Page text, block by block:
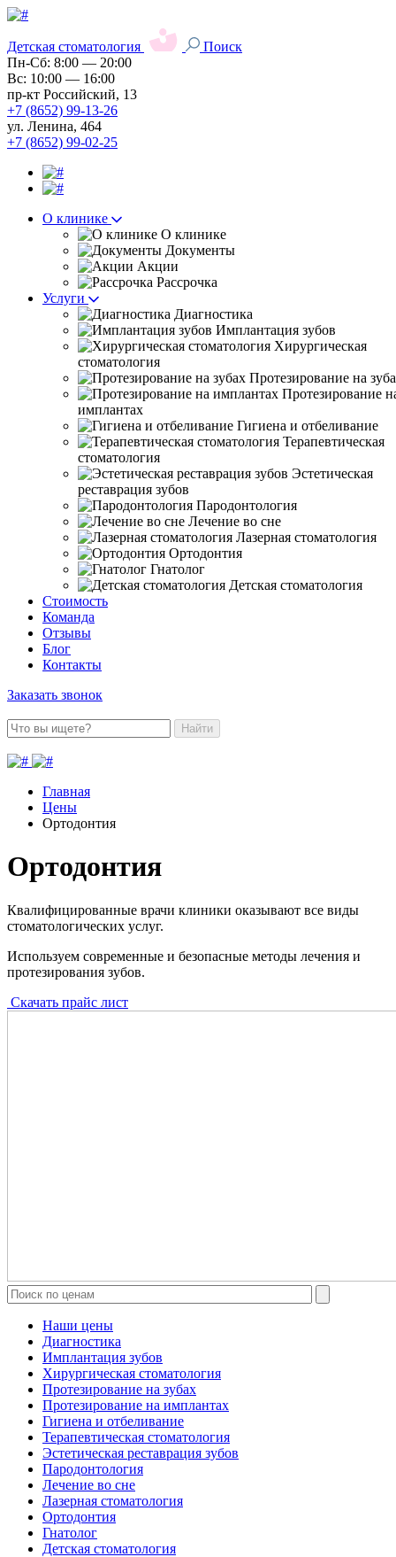
Детская стоматология
Поиск
Пн-Сб: 8:00 — 20:00
Вс: 10:00 — 16:00
пр-кт Российский, 13
+7 (8652) 99-13-26
ул. Ленина, 464
+7 (8652) 99-02-25
О клинике
О клинике
Документы
Акции
Рассрочка
Услуги
Диагностика
Имплантация зубов
Хирургическая
стоматология
Протезирование на
Протезирование
имплантах
Гигиена и отбеливание
Терапевтическая
стоматология
Эстетическая
реставрация зубов
Пародонтология
Лечение во сне
Лазерная стоматология
Ортодонтия
Гнатолог
Детская стоматология
Стоимость
Команда
Отзывы
Блог
Контакты
Заказать звонок
Найти
Главная
Цены
Ортодонтия
Ортодонтия
Квалифицированные врачи клиники оказывают все виды
стоматологических услуг.
Используем современные и безопасные методы лечения и
протезирования зубов.
Скачать прайс лист
Наши цены
Диагностика
Имплантация зубов
Хирургическая стоматология
Протезирование на зубах
Протезирование на имплантах
Гигиена и отбеливание
Терапевтическая стоматология
Эстетическая реставрация зубов
Пародонтология
Лечение во сне
Лазерная стоматология
Ортодонтия
Гнатолог
Детская стоматология